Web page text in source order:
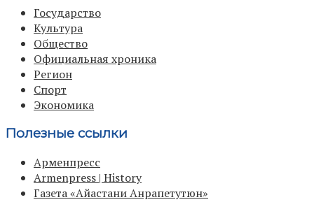
Государство
Культура
Общество
Официальная хроника
Регион
Спорт
Экономика
Полезные ссылки
Арменпресс
Armenpress | History
Газета «Айастани Анрапетутюн»